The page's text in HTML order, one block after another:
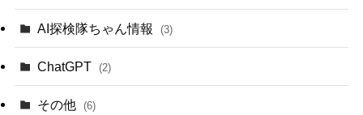
AI探検隊ちゃん情報 (3)
ChatGPT (2)
その他 (6)